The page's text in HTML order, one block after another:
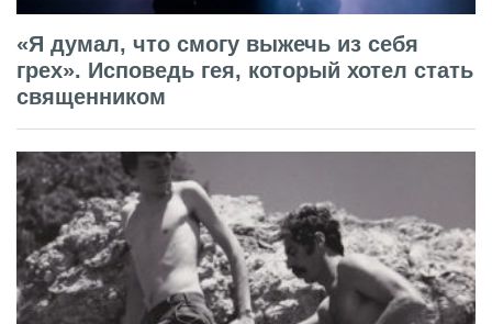
«Я думал, что смогу выжечь из себя
грех». Исповедь гея, который хотел стать
священником